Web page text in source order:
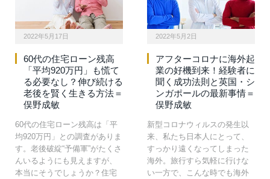
2022年5月17日
60代の住宅ローン残高
「平均920万円」も慌て
る必要なし？伸び続ける
老後を賢く生きる方法＝
俣野成敏
60代の住宅ローン残高は「平
均920万円」との調査がありま
す。老後破綻“予備軍”がたくさ
んいるようにも見えますが、
本当にそうでしょうか？住宅
2022年5月2日
アフターコロナに海外起
業の好機到来！経験者に
聞く成功法則と英国・シ
ンガポールの最新事情＝
俣野成敏
新型コロナウィルスの発生以
来、私たち日本人にとって、
すっかり遠くなってしまった
海外。旅行すら気軽に行けな
い一方で、こんな時でも海外